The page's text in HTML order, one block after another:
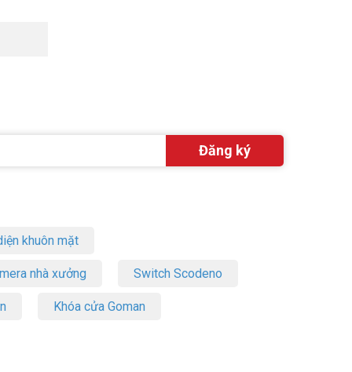
khuôn mặt
nhà xưởng Switch Scodeno
Khóa cửa Goman